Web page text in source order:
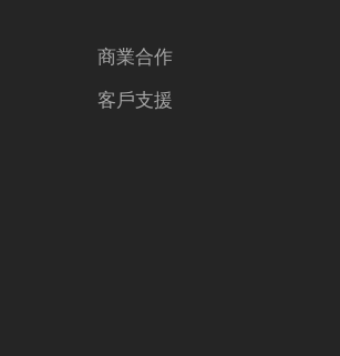
商業合作
客戶支援